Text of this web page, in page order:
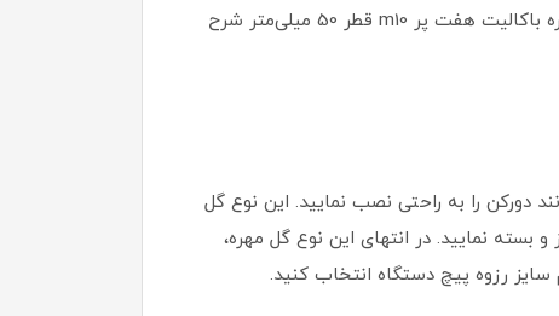
استفاده از دست می‌توانید این نوع گل مهره را بچرخانید و باز و بسته نمایید. در ادامه ویژگی و مشخصات فنی گل مهره باکالیت هفت پر m10 قطر 50 میلی‌متر شرح
دورکن را به راحتی نصب نمایید. این نوع گل
بسته نمایید. در انتهای این نوع گل مهره،
رزوه پیچ دستگاه انتخاب کنید.